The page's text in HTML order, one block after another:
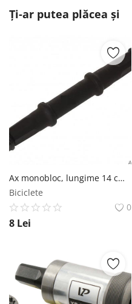
Ți-ar putea plăcea și
Ax monobloc, lungime 14 cm, filet 9 mm MX Biciclete
Biciclete
0
8 Lei